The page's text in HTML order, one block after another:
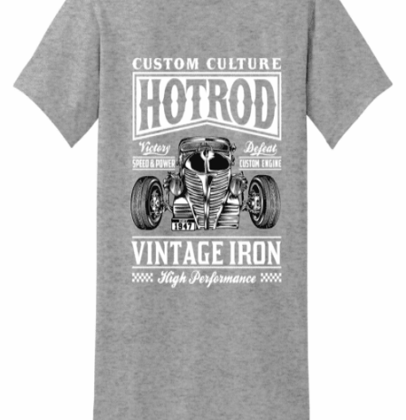
Quick View
UNISEX TSHIRT
14,00 €